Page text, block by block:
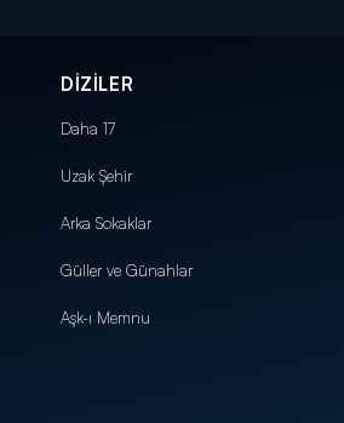
DİZİLER
Daha 17
Uzak Şehir
Arka Sokaklar
Güller ve Günahlar
Aşk-ı Memnu